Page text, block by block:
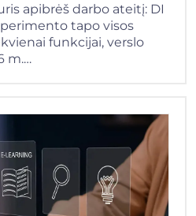
apibrėš darbo ateitį: DI
tapo visos
funkcijai, verslo
m.…